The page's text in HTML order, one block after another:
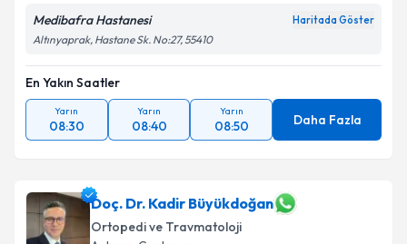
Medibafra Hastanesi Haritada Göster
Altınyaprak, Hastane Sk. No:27, 55410
En Yakın Saatler
Yarın
08:30
Yarın
08:40
Yarın
08:50 Daha Fazla
Doç. Dr. Kadir Büyükdoğan
Ortopedi ve Travmatoloji